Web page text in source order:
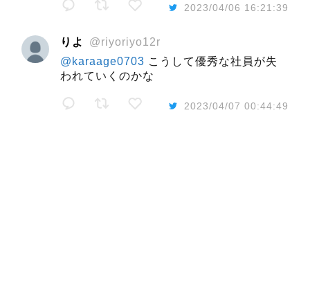
2023/04/06 16:21:39
りよ
@riyoriyo12r
@karaage0703 こうして優秀な社員が失
われていくのかな
2023/04/07 00:44:49